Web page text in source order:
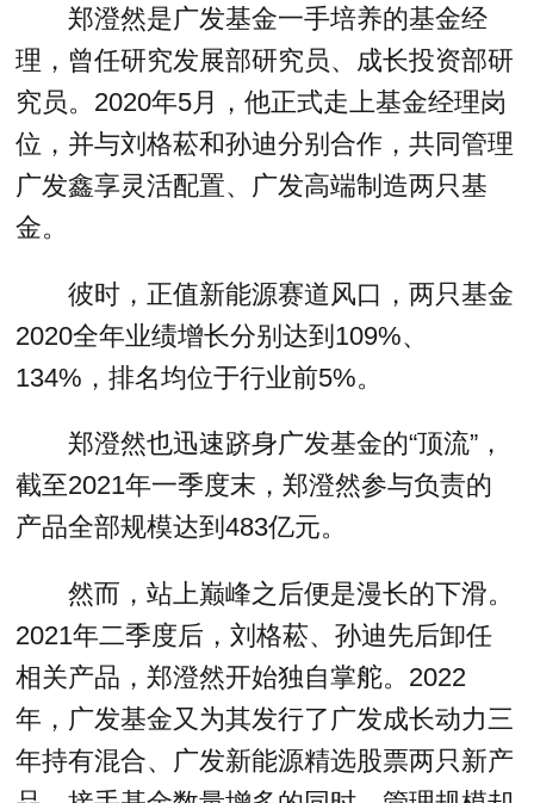
郑澄然是广发基金一手培养的基金经
理，曾任研究发展部研究员、成长投资部研
究员。2020年5月，他正式走上基金经理岗
位，并与刘格菘和孙迪分别合作，共同管理
广发鑫享灵活配置、广发高端制造两只基
金。
彼时，正值新能源赛道风口，两只基金
2020全年业绩增长分别达到109%、
134%，排名均位于行业前5%。
郑澄然也迅速跻身广发基金的“顶流”，
截至2021年一季度末，郑澄然参与负责的
产品全部规模达到483亿元。
然而，站上巅峰之后便是漫长的下滑。
2021年二季度后，刘格菘、孙迪先后卸任
相关产品，郑澄然开始独自掌舵。2022
年，广发基金又为其发行了广发成长动力三
年持有混合、广发新能源精选股票两只新产